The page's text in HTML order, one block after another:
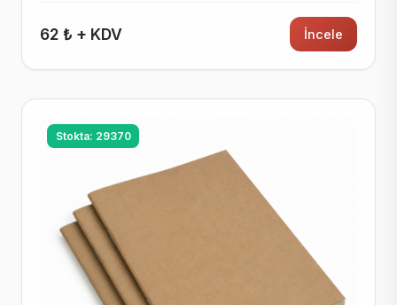
62 ₺ + KDV İncele
Stokta: 29370